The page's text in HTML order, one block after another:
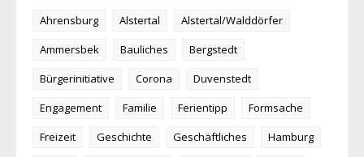
Ahrensburg Alstertal
Alstertal/Walddörfer
Ammersbek
Bauliches
Bergstedt
Bürgerinitiative
Corona
Duvenstedt
Engagement
Familie Ferientipp
Formsache
Freizeit
Geschichte Geschäftliches
Hamburg